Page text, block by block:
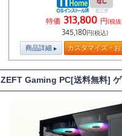
特価 313,800 円(税抜
345,180円(税込)
商品詳細 カスタマイズ・
ZEFT Gaming PC[送料無料]